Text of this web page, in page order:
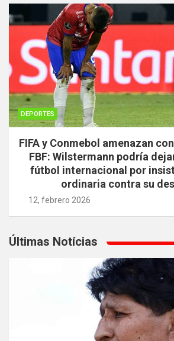
DEPORTES
FIFA y Conmebol amenazan
FBF: Wilstermann podría
fútbol internacional por
ordinaria contra su
12, febrero 2026
Últimas Notícias